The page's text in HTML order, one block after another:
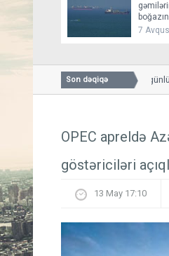
bağlayır
7
Son dəqiqə
Bessent İranla 60 günlük
OPEC apreldə
göstəriciləri
13 May 17:10